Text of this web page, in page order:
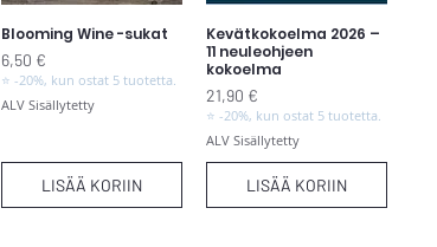
Pikakatselu
Blooming Wine -sukat
Hinta
6,50 €
⭐ -20%, kun ostat 5 tuotetta.
ALV Sisällytetty
LISÄÄ KORIIN
Pikakatselu
Kevätkokoelma 2026 –
11 neuleohjeen
kokoelma
Hinta
21,90 €
⭐ -20%, kun ostat 5 tuotetta.
ALV Sisällytetty
LISÄÄ KORIIN